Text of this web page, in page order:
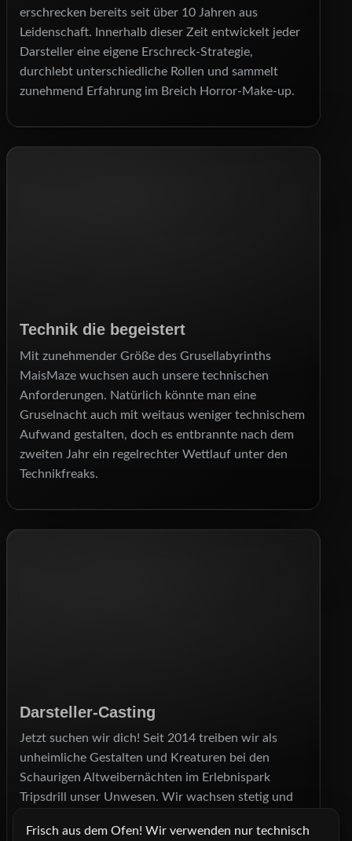
erschrecken bereits seit über 10 Jahren aus
Leidenschaft. Innerhalb dieser Zeit entwickelt jeder
Darsteller eine eigene Erschreck-Strategie,
durchlebt unterschiedliche Rollen und sammelt
zunehmend Erfahrung im Breich Horror-Make-up.
Technik die begeistert
Mit zunehmender Größe des Grusellabyrinths
MaisMaze wuchsen auch unsere technischen
Anforderungen. Natürlich könnte man eine
Gruselnacht auch mit weitaus weniger technischem
Aufwand gestalten, doch es entbrannte nach dem
zweiten Jahr ein regelrechter Wettlauf unter den
Technikfreaks.
Darsteller‑Casting
Jetzt suchen wir dich! Seit 2014 treiben wir als
unheimliche Gestalten und Kreaturen bei den
Schaurigen Altweibernächten im Erlebnispark
Tripsdrill unser Unwesen. Wir wachsen stetig und
die unseren Besuchern einen Schrecken einjagen.
Frisch aus dem Ofen! Wir verwenden nur technisch